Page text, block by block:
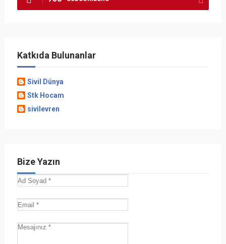
Katkıda Bulunanlar
Sivil Dünya
Stk Hocam
sivilevren
Bize Yazın